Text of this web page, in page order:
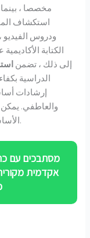
مخصصا ، بينما
استكشاف
ودروس
الكتابة
إلى ذلك ، تضمن
الدراسية
إرشادات
والعاطفي.
الأساسية للنجاح الأكاديمي أثناء استكشافهم المزيد.
מסתבכים עם
אקדמית